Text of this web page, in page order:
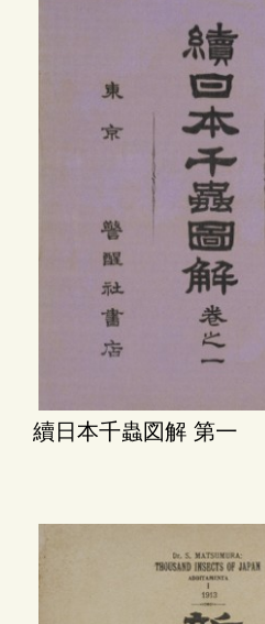
續日本千蟲図解 第一